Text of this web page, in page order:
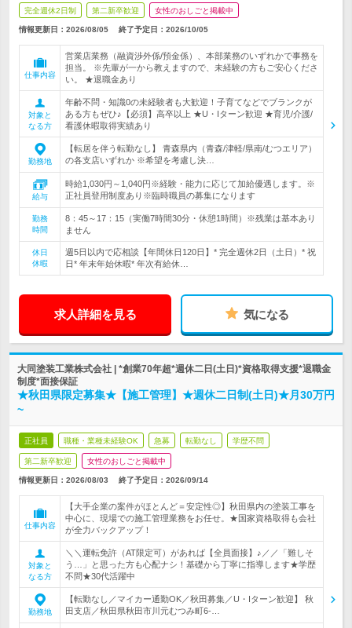
完全週休2日制 第二新卒歓迎 女性のおしごと掲載中
情報更新日：2026/08/05 終了予定日： 2026/10/05
仕事内容
営業店業務（融資渉外係/預金係）、本部業務のいずれかで事務を
担当。 ※先輩が一から教えますので、未経験の方もご安心くださ
い。 ★退職金あり
対象と
なる方
年齢不問・知識0の未経験者も大歓迎！子育てなどでブランクが
ある方もぜひ♪【必須】高卒以上 ★U・Iターン歓迎 ★育児/介護/
看護休暇取得実績あり
勤務地
【転居を伴う転勤なし】 青森県内（青森/津軽/県南/むつエリア）
の各支店いずれか ※希望を考慮し決…
給与
時給1,030円～1,040円※経験・能力に応じて加給優遇します。※
正社員登用制度あり※臨時職員の募集になります
勤務
時間
8：45～17：15（実働7時間30分・休憩1時間）※残業は基本あり
ません
休日
休暇
週5日以内で応相談【年間休日120日】* 完全週休2日（土日）* 祝
日* 年末年始休暇* 年次有給休…
求人詳細を見る 気になる
大同塗装工業株式会社 | *創業70年超*週休二日(土日)*資格取得支援*退職金
制度*面接保証
★秋田県限定募集★【施工管理】★週休二日制(土日)★月30万円
~
正社員 職種・業種未経験OK 急募 転勤なし 学歴不問
第二新卒歓迎 女性のおしごと掲載中
情報更新日：2026/08/03 終了予定日： 2026/09/14
仕事内容
【大手企業の案件がほとんど＝安定性◎】秋田県内の塗装工事を
中心に、現場での施工管理業務をお任せ。★国家資格取得も会社
が全力バックアップ！
対象と
なる方
＼＼運転免許（AT限定可）があれば【全員面接】♪／／「難しそ
う…」と思った方も心配ナシ！基礎から丁寧に指導します★学歴
不問★30代活躍中
勤務地
【転勤なし／マイカー通勤OK／秋田募集／U・Iターン歓迎】 秋
田支店／秋田県秋田市川元むつみ町6-…